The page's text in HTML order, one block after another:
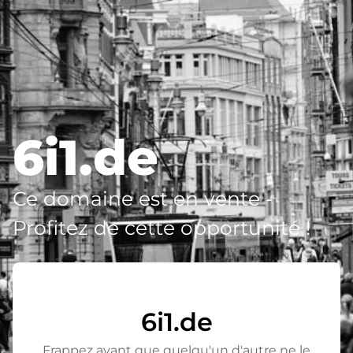
6i1.de
Ce domaine est en vente -
Profitez de cette opportunité !
6i1.de
Frappez avant que quelqu'un d'autre ne le